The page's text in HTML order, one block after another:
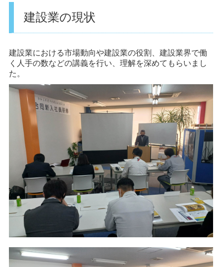
建設業の現状
建設業における市場動向や建設業の役割、建設業界で働
く人手の数などの講義を行い、理解を深めてもらいまし
た。